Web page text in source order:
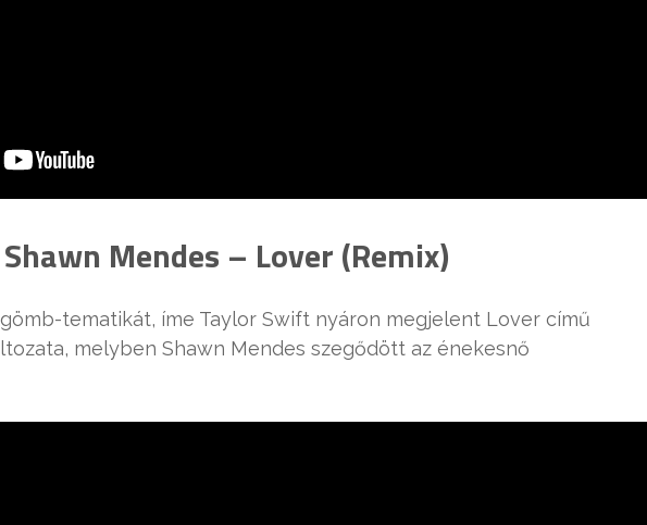
Mendes – Lover (Remix)
tematikát, íme Taylor Swift nyáron megjelent Lover című
melyben Shawn Mendes szegődött az énekesnő